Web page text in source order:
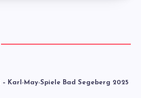
– Karl-May-Spiele Bad Segeberg 2025